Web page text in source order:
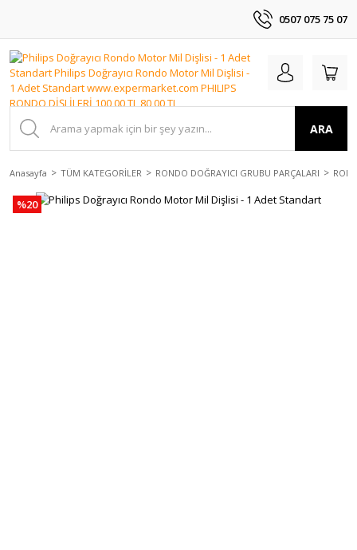
0507 075 75 07
ARA
Anasayfa TÜM KATEGORİLER RONDO DOĞRAYICI GRUBU PARÇALARI
%20